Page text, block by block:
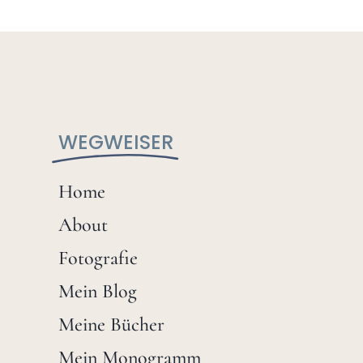
WEGWEISER
Home
About
Fotografie
Mein Blog
Meine Bücher
Mein Monogramm